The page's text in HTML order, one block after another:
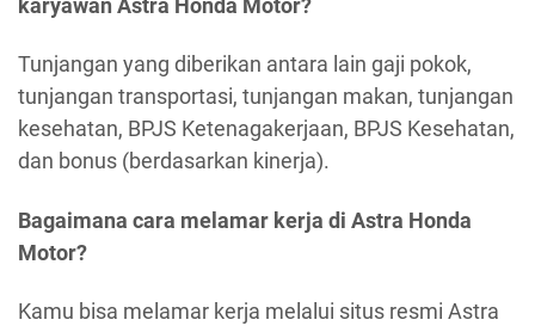
Tunjangan yang diberikan antara lain gaji pokok,
tunjangan transportasi, tunjangan makan, tunjangan
kesehatan, BPJS Ketenagakerjaan, BPJS Kesehatan,
dan bonus (berdasarkan kinerja).
Bagaimana cara melamar kerja di Astra Honda
Motor?
Kamu bisa melamar kerja melalui situs resmi Astra